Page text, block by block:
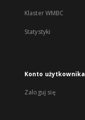
Klaster WMBC
Statystyki
Konto użytkownika
Zaloguj się